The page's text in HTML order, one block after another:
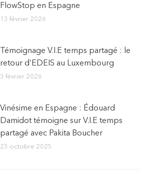
FlowStop en Espagne
13 février 2026
Témoignage V.I.E temps partagé : le
retour d’EDEIS au Luxembourg
3 février 2026
Vinésime en Espagne : Édouard
Damidot témoigne sur V.I.E temps
partagé avec Pakita Boucher
23 octobre 2025